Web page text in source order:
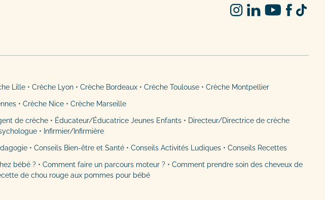
Lille • Crèche Lyon • Crèche Bordeaux • Crèche Toulouse • Crèche Montpellier
• Crèche Nice • Crèche Marseille
de crèche • Éducateur/Éducatrice Jeunes Enfants • Directeur/Directrice de crèche
• Infirmier/Infirmière
• Conseils Bien-être et Santé • Conseils Activités Ludiques • Conseils Recettes
bébé ? • Comment faire un parcours moteur ? • Comment prendre soin des cheveux de
de chou rouge aux pommes pour bébé